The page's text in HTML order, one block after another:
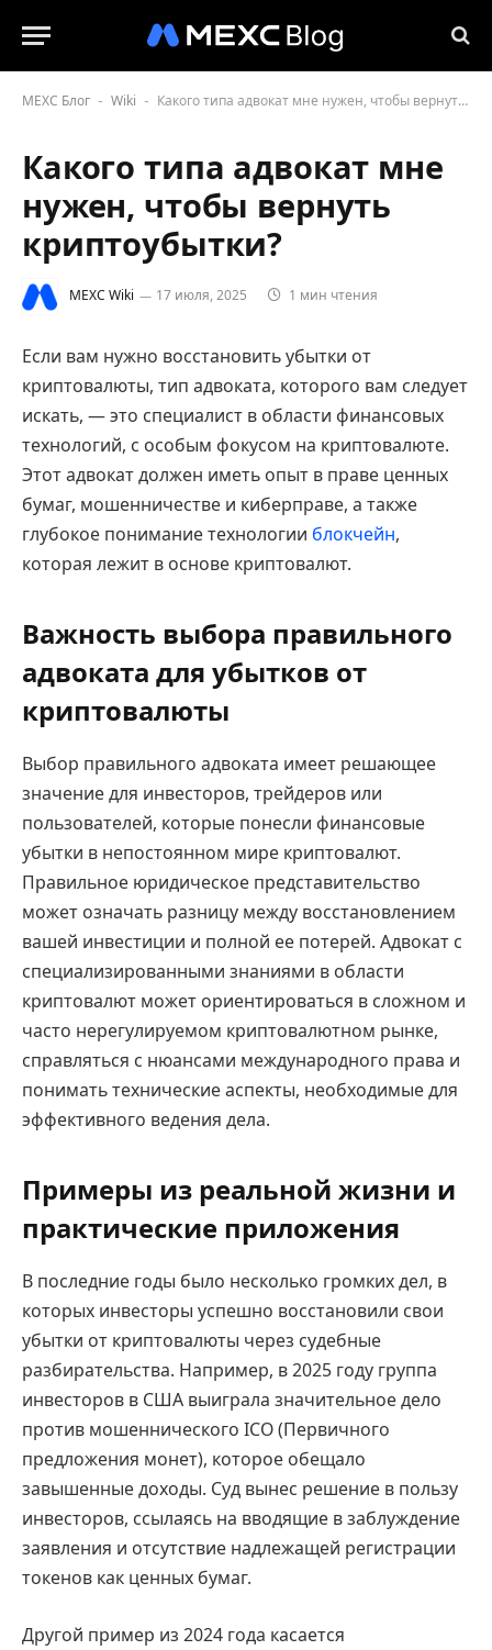
MEXC Блог - Wiki - Какого типа адвокат мне нужен, чтобы вернуть криптоубытки?
Какого типа адвокат мне
нужен, чтобы вернуть
криптоубытки?
MEXC Wiki 17 июля, 2025 1 мин чтения
Если вам нужно восстановить убытки от
криптовалюты, тип адвоката, которого вам следует
искать, — это специалист в области финансовых
технологий, с особым фокусом на криптовалюте.
Этот адвокат должен иметь опыт в праве ценных
бумаг, мошенничестве и киберправе, а также
глубокое понимание технологии блокчейн,
которая лежит в основе криптовалют.
Важность выбора правильного
адвоката для убытков от
криптовалюты
Выбор правильного адвоката имеет решающее
значение для инвесторов, трейдеров или
пользователей, которые понесли финансовые
убытки в непостоянном мире криптовалют.
Правильное юридическое представительство
может означать разницу между восстановлением
вашей инвестиции и полной ее потерей. Адвокат с
специализированными знаниями в области
криптовалют может ориентироваться в сложном и
часто нерегулируемом криптовалютном рынке,
справляться с нюансами международного права и
понимать технические аспекты, необходимые для
эффективного ведения дела.
Примеры из реальной жизни и
практические приложения
В последние годы было несколько громких дел, в
которых инвесторы успешно восстановили свои
убытки от криптовалюты через судебные
разбирательства. Например, в 2025 году группа
инвесторов в США выиграла значительное дело
против мошеннического ICO (Первичного
предложения монет), которое обещало
завышенные доходы. Суд вынес решение в пользу
инвесторов, ссылаясь на вводящие в заблуждение
заявления и отсутствие надлежащей регистрации
токенов как ценных бумаг.
Другой пример из 2024 года касается